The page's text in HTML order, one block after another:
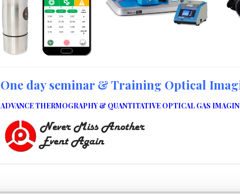
One day seminar & Training Optical
ADVANCE THERMOGRAPHY & QUANTITATIVE OPTICAL GAS